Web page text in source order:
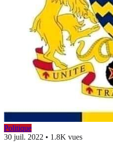
Politique
30 juil. 2022 • 1.8K vues